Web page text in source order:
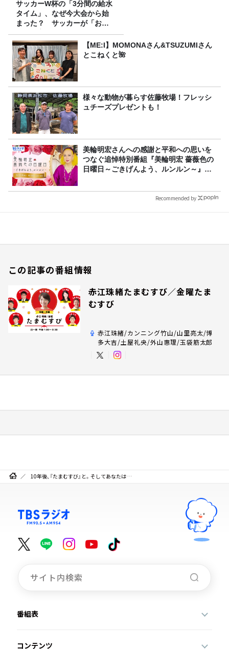
サッカーW杯の「3分間の給水
タイム」、なぜ今大会から始
まった？ サッカーが「お
金」に変わる仕組み
【ME:I】MOMONAさん&TSUZUMIさん
とこねくと🌺
様々な動物が暮らす佐藤牧場！フレッシ
ュチーズプレゼントも！
美輪明宏さんへの感謝と平和への思いを
つなぐ追悼特別番組『美輪明宏 薔薇色の
日曜日～ごきげんよう、ルンルン～』
Recommended by
この記事の番組情報
赤江珠緒たまむすび／金曜たま
むすび
赤江珠緒/カンニング竹山/山里亮太/博
多大吉/土屋礼央/外山惠理/玉袋筋太郎
10年後、『たまむすび』と。そしてあなたは…
番組表
コンテンツ